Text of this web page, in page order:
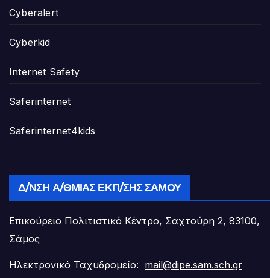
Cyberalert
Cyberkid
Internet Safety
Saferinternet
Saferinternet4kids
Δ/ΝΣΗ Α/ΘΜΙΑΣ ΕΚΠ/ΣΗΣ ΣΆΜΟΥ
Επικούρειο Πολιτιστικό Κέντρο, Σαχτούρη 2, 83100,
Σάμος
Ηλεκτρονικό Ταχυδρομείο: mail@dipe.sam.sch.gr